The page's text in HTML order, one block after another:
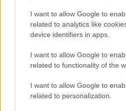
I want to allow Google to
related to analytics like
device identifiers in apps.
I want to allow Google to
related to functionality of the
I want to allow Google to
related to personalization.
Megvan, mikor kezdődik az
Malajziában